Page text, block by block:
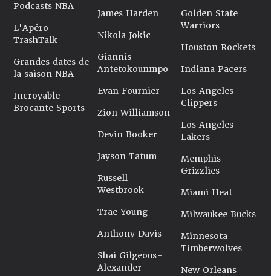
Podcasts NBA
L'Apéro
TrashTalk
Grandes dates de
la saison NBA
Incroyable
Brocante Sports
James Harden
Nikola Jokic
Giannis
Antetokounmpo
Evan Fournier
Zion Williamson
Devin Booker
Jayson Tatum
Russell
Westbrook
Trae Young
Anthony Davis
Shai Gilgeous-
Alexander
Golden State
Warriors
Houston Rockets
Indiana Pacers
Los Angeles
Clippers
Los Angeles
Lakers
Memphis
Grizzlies
Miami Heat
Milwaukee Bucks
Minnesota
Timberwolves
New Orleans